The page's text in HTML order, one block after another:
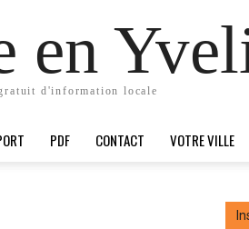
en
d'information locale
PDF CONTACT VOTRE VILLE